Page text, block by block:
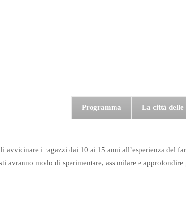
Programma La città delle
avvicinare i ragazzi dai 10 ai 15 anni all’esperienza del
avranno modo di sperimentare, assimilare e